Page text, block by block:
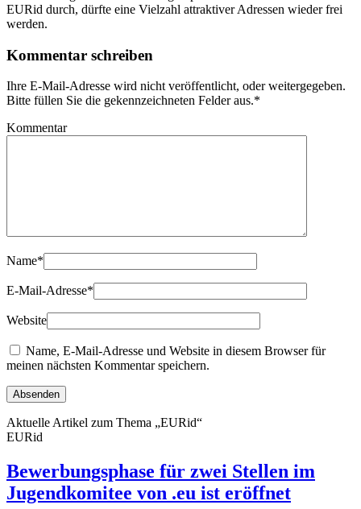
EURid durch, dürfte eine Vielzahl attraktiver Adressen wieder frei
werden.
Kommentar schreiben
Ihre E-Mail-Adresse wird nicht veröffentlicht, oder weitergegeben.
Bitte füllen Sie die gekennzeichneten Felder aus.*
Kommentar
Name*
E-Mail-Adresse*
Website
Name, E-Mail-Adresse und Website in diesem Browser für
meinen nächsten Kommentar speichern.
Aktuelle Artikel zum Thema „EURid“
EURid
Bewerbungsphase für zwei Stellen im
Jugendkomitee von .eu ist eröffnet